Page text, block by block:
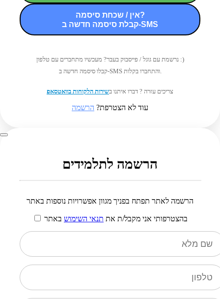
אין / שכחת סיסמה?
קבלת סיסמה חדשה ב-SMS
נרשמת עם גוגל / פייסבוק בעבר? מעכשיו מתחברים עם טלפון :)
קבלו סיסמה חדשה ב-SMS והתחברו בקלות.
צריכים עזרה ? דברו איתנו בשירות הלקוחות בוואטסאפ
עוד לא הצטרפת? הרשמה
הרשמה לתלמידים
הרשמה לאתר תפתח בפניך מגוון אפשרויות נוספות באתר
בהצטרפותי אני מקבל/ת את תנאי השימוש באתר